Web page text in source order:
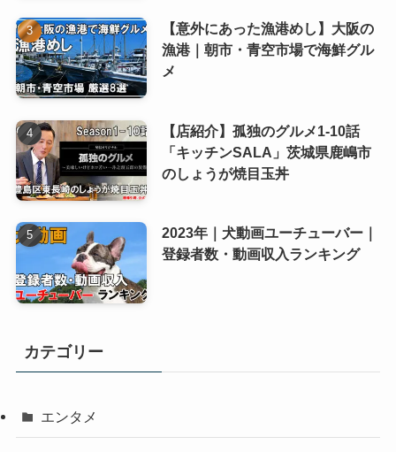
【意外にあった漁港めし】大阪の
漁港｜朝市・青空市場で海鮮グル
メ
【店紹介】孤独のグルメ1-10話
「キッチンSALA」茨城県鹿嶋市
のしょうが焼目玉丼
2023年｜犬動画ユーチューバー｜
登録者数・動画収入ランキング
カテゴリー
エンタメ